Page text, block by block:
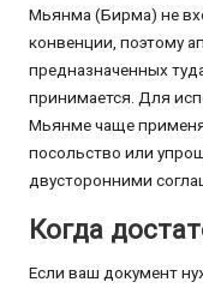
Мьянма (Бирма) не
конвенции, поэтому
предназначенных
принимается. Для
Мьянме чаще
посольство или
двусторонними
Когда
Если ваш документ